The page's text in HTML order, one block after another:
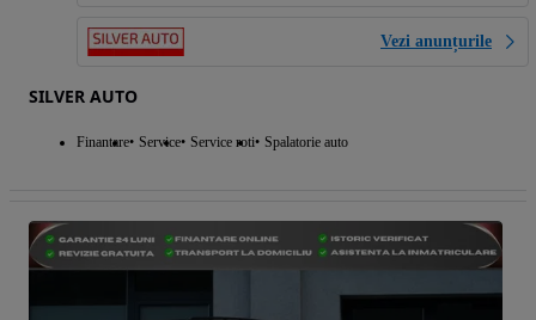
Vezi anunțurile
SILVER AUTO
Finantare Service Service roti Spalatorie auto